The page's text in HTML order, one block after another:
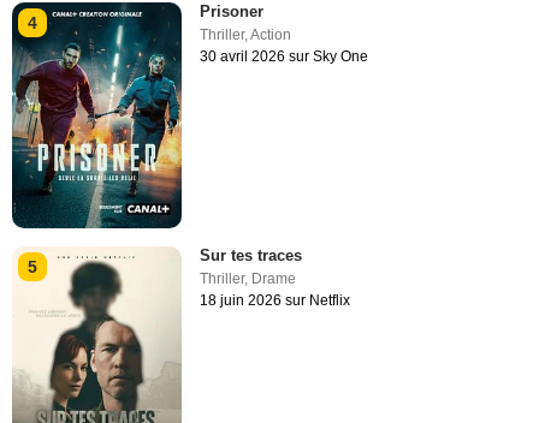
4
Prisoner
Thriller,Action
30 avril 2026 sur Sky One
5
Sur tes traces
Thriller, Drame
18 juin 2026 sur Netflix